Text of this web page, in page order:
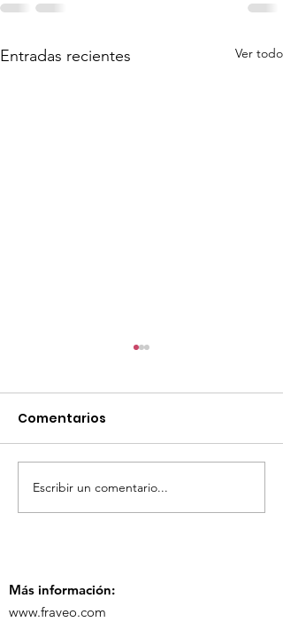
Entradas recientes Ver todo
TourTravelynByFraveo
participó en la
Comentarios
Escribir un comentario...
Más información:
www.fraveo.com